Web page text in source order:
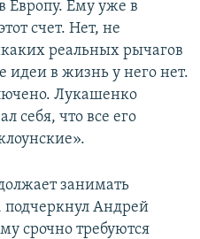
Европу. Ему уже в
счет. Нет, не
реальных рычагов
идеи в жизнь у него нет.
Лукашенко
себя, что все его
занимать
Андрей
срочно требуются